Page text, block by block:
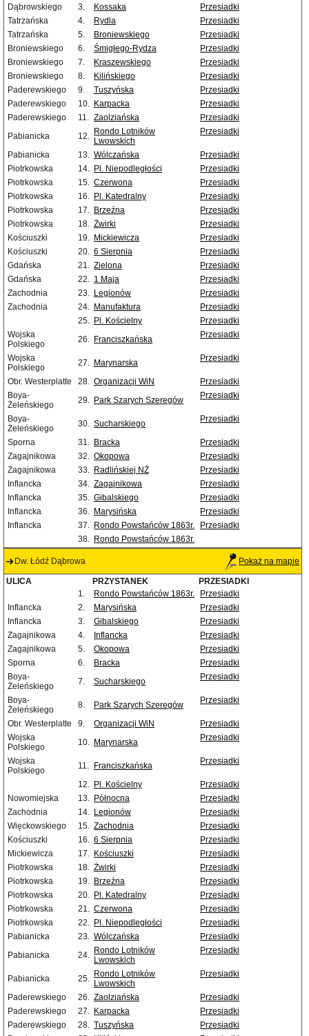
Dąbrowskiego
3. Kossaka
Przesiadki
Tatrzańska
4. Rydla
Przesiadki
Tatrzańska
5. Broniewskiego
Przesiadki
Broniewskiego
6. Śmigłego-Rydza
Przesiadki
Broniewskiego
7. Kraszewskiego
Przesiadki
Broniewskiego
8. Kilińskiego
Przesiadki
Paderewskiego
9. Tuszyńska
Przesiadki
Paderewskiego
10. Karpacka
Przesiadki
Paderewskiego
11. Zaolziańska
Przesiadki
Pabianicka
12. Rondo Lotników
Lwowskich
Przesiadki
Pabianicka 13. Wólczańska
Przesiadki
Piotrkowska
14. Pl. Niepodległości
Przesiadki
Piotrkowska
15. Czerwona
Przesiadki
Piotrkowska
16. Pl. Katedralny
Przesiadki
Piotrkowska
17. Brzeźna
Przesiadki
Piotrkowska
18. Żwirki
Przesiadki
Kościuszki
19. Mickiewicza
Przesiadki
Kościuszki
20. 6 Sierpnia
Przesiadki
Gdańska
21. Zielona
Przesiadki
Gdańska
22. 1 Maja
Przesiadki
Zachodnia
23. Legionów
Przesiadki
Zachodnia
24. Manufaktura
Przesiadki
25. Pl. Kościelny
Przesiadki
Wojska
Polskiego
26. Franciszkańska Przesiadki
Wojska
Polskiego
27. Marynarska Przesiadki
Obr. Westerplatte 28. Organizacji WiN
Przesiadki
Boya-
Żeleńskiego
29. Park Szarych Szeregów Przesiadki
Boya-
Żeleńskiego
30. Sucharskiego Przesiadki
Sporna 31. Bracka
Przesiadki
Zagajnikowa
32. Okopowa
Przesiadki
Zagajnikowa
33. Radlińskiej NŻ
Przesiadki
Inflancka
34. Zagajnikowa
Przesiadki
Inflancka
35. Gibalskiego
Przesiadki
Inflancka
36. Marysińska
Przesiadki
Inflancka
37. Rondo Powstańców 1863r.
Przesiadki
38. Rondo Powstańców 1863r.
Dw. Łódź Dąbrowa Pokaż na mapie
ULICA PRZYSTANEK
PRZESIADKI
1.
Rondo Powstańców 1863r.
Przesiadki
Inflancka
2. Marysińska
Przesiadki
Inflancka
3. Gibalskiego
Przesiadki
Zagajnikowa
4. Inflancka
Przesiadki
Zagajnikowa
5. Okopowa
Przesiadki
Sporna
6. Bracka
Przesiadki
Boya-
Żeleńskiego
7. Sucharskiego Przesiadki
Boya-
Żeleńskiego
8. Park Szarych Szeregów Przesiadki
Obr. Westerplatte 9. Organizacji WiN
Przesiadki
Wojska
Polskiego
10. Marynarska Przesiadki
Wojska
Polskiego
11. Franciszkańska Przesiadki
12. Pl. Kościelny
Przesiadki
Nowomiejska
13. Północna
Przesiadki
Zachodnia
14. Legionów
Przesiadki
Więckowskiego
15. Zachodnia
Przesiadki
Kościuszki
16. 6 Sierpnia
Przesiadki
Mickiewicza
17. Kościuszki
Przesiadki
Piotrkowska
18. Żwirki
Przesiadki
Piotrkowska
19. Brzeźna
Przesiadki
Piotrkowska
20. Pl. Katedralny
Przesiadki
Piotrkowska
21. Czerwona
Przesiadki
Piotrkowska
22. Pl. Niepodległości
Przesiadki
Pabianicka
23. Wólczańska
Przesiadki
Pabianicka
24. Rondo Lotników
Lwowskich
Przesiadki
Pabianicka 25. Rondo Lotników
Lwowskich
Przesiadki
Paderewskiego 26. Zaolziańska
Przesiadki
Paderewskiego
27. Karpacka
Przesiadki
Paderewskiego
28. Tuszyńska
Przesiadki